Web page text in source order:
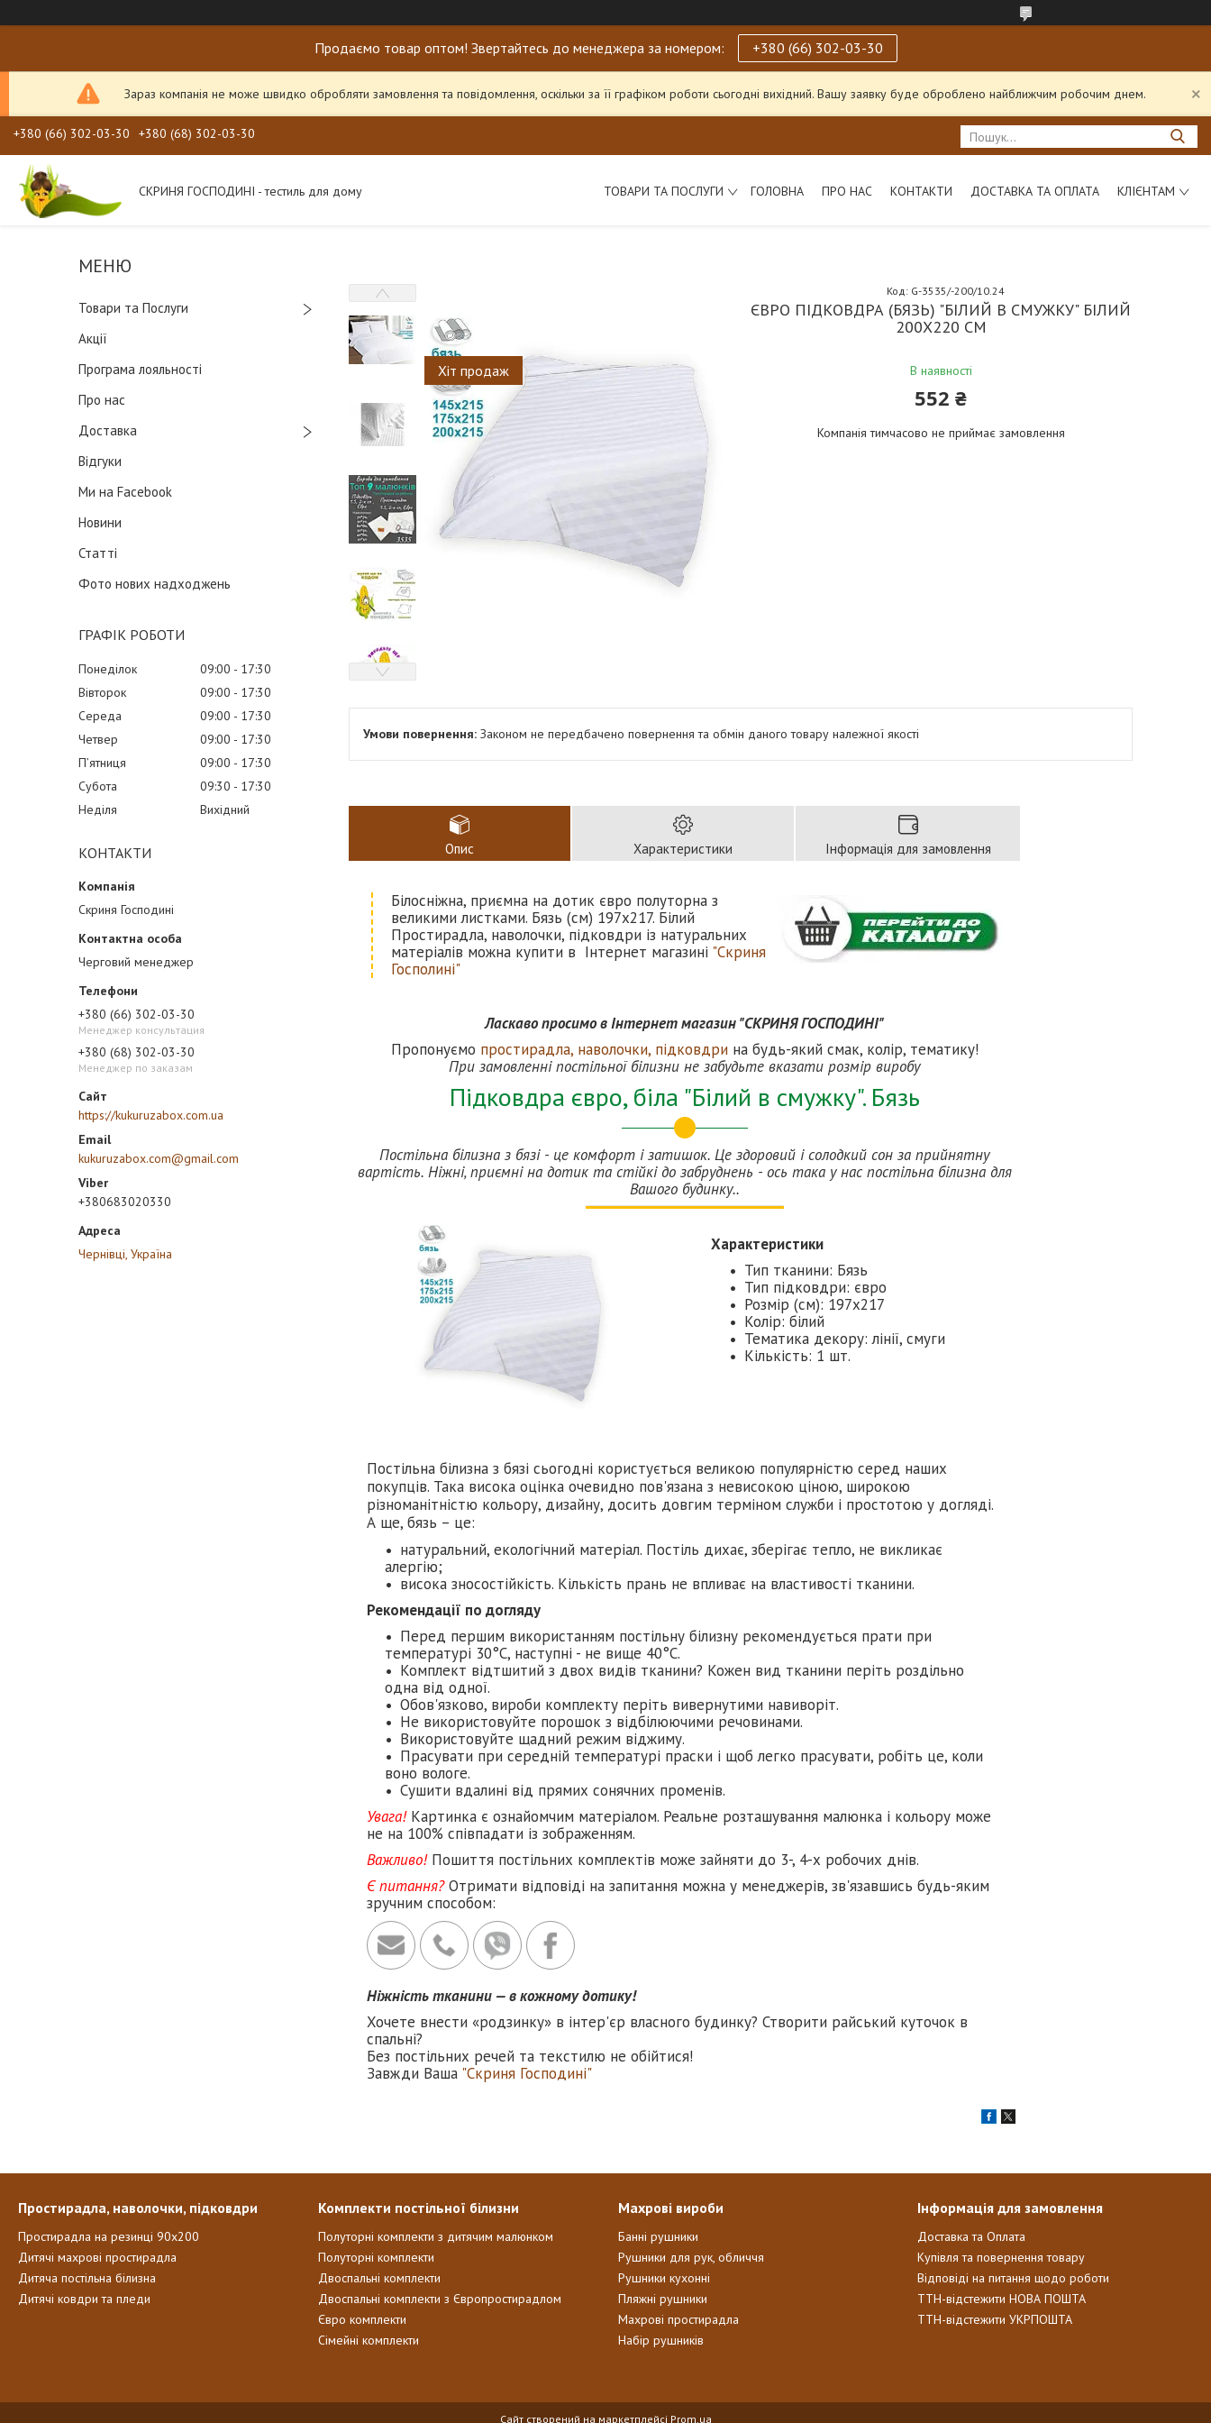
Продаємо товар оптом! Звертайтесь до менеджера за номером: +380 (66) 302-03-30
Зараз компанія не може швидко обробляти замовлення та повідомлення, оскільки за її графіком роботи сьогодні вихідний. Вашу заявку буде оброблено найближчим робочим днем.
+380 (66) 302-03-30 +380 (68) 302-03-30
СКРИНЯ ГОСПОДИНІ - тестиль для дому ТОВАРИ ТА ПОСЛУГИ ГОЛОВНА ПРО НАС КОНТАКТИ ДОСТАВКА ТА ОПЛАТА КЛІЄНТАМ
Товари та Послуги
Акції
Програма лояльності
Про нас
Доставка
Відгуки
Ми на Facebook
Новини
Статті
Фото нових надходжень
ГРАФІК РОБОТИ
Понеділок 09:00
17:30
Вівторок
09:00
17:30
Середа
09:00
17:30
Четвер
09:00
17:30
Пʼятниця
09:00
17:30
Субота
09:30
17:30
Неділя
Вихідний
КОНТАКТИ
Скриня Господині
Черговий менеджер
+380 (66) 302-03-30
Менеджер консультация
+380 (68) 302-03-30
Менеджер по заказам
https://kukuruzabox.com.ua
kukuruzabox.com@gmail.com
+380683020330
Чернівці, Україна
Хіт продаж
ЄВРО ПІДКОВДРА (БЯЗЬ) "БІЛИЙ В СМУЖКУ" БІЛИЙ
200Х220 СМ
В наявності
Код: G-3535/-200/10.24
552 ₴
Компанія тимчасово не приймає замовлення
Законом не передбачено повернення та обмін даного товару належної якості
Опис Характеристики Інформація для замовлення
Білосніжна, приємна на дотик євро полуторна з
великими листками. Бязь (см) 197х217. Білий
Простирадла, наволочки, підковдри із натуральних
матеріалів можна купити в Інтернет магазині "Скриня
Госполині"
Ласкаво просимо в Інтернет магазин "СКРИНЯ ГОСПОДИНІ"
Пропонуємо простирадла, наволочки, підковдрина будь-який смак, колір, тематику!
При замовленні постільної білизни не забудьте вказати розмір виробу
Підковдра євро, біла "Білий в смужку". Бязь
Постільна білизна з бязі - це комфорт і затишок. Це здоровий і солодкий сон за прийнятну
вартість. Ніжні, приємні на дотик та стійкі до забруднень - ось така у нас постільна білизна для
Вашого будинку..
Характеристики
Тип тканини: Бязь
Тип підковдри: євро
Розмір (см): 197х217
Колір: білий
Тематика декору: лінії, смуги
Кількість: 1 шт.
Постільна білизна з бязі сьогодні користується великою популярністю серед наших
покупців. Така висока оцінка очевидно пов'язана з невисокою ціною, широкою
різноманітністю кольору, дизайну, досить довгим терміном служби і простотою у догляді.
А ще, бязь – це:
натуральний, екологічний матеріал. Постіль дихає, зберігає тепло, не викликає
алергію;
висока зносостійкість. Кількість прань не впливає на властивості тканини.
Рекомендації по догляду
Перед першим використанням постільну білизну рекомендується прати при
температурі 30°C, наступні - не вище 40°C.
Комплект відтшитий з двох видів тканини? Кожен вид тканини періть роздільно
одна від одної.
Обов'язково, вироби комплекту періть вивернутими навиворіт.
Не використовуйте порошок з відбілюючими речовинами.
Використовуйте щадний режим віджиму.
Прасувати при середній температурі праски і щоб легко прасувати, робіть це, коли
воно вологе.
Сушити вдалині від прямих сонячних променів.
Увага! Картинка є ознайомчим матеріалом. Реальне розташування малюнка і кольору може
не на 100% співпадати із зображенням.
Важливо! Пошиття постільних комплектів може зайняти до 3-, 4-х робочих днів.
Є питання?Отримати відповіді на запитання можна у менеджерів, зв'язавшись будь-яким
зручним способом:
Ніжність тканини — в кожному дотику!
Хочете внести «родзинку» в інтер'єр власного будинку? Створити райський куточок в
спальні?
Без постільних речей та текстилю не обійтися!
Завжди Ваша "Скриня Господині"
Простирадла, наволочки, підковдри
Простирадла на резинці 90х200
Дитячі махрові простирадла
Дитяча постільна білизна
Дитячі ковдри та пледи
Комплекти постільної білизни
Полуторні комплекти з дитячим малюнком
Полуторні комплекти
Двоспальні комплекти
Двоспальні комплекти з Європростирадлом
Євро комплекти
Сімейні комплекти
Махрові вироби
Банні рушники
Рушники для рук, обличчя
Рушники кухонні
Пляжні рушники
Махрові простирадла
Набір рушників
Інформація для замовлення
Доставка та Оплата
Купівля та повернення товару
Відповіді на питання щодо роботи
ТТН-відстежити НОВА ПОШТА
ТТН-відстежити УКРПОШТА
Сайт створений на маркетплейсі Prom.ua